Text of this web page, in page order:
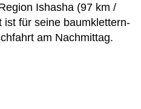
Isha­sha (97 km /
ist für seine baum­klet­tern­
am Nachmittag.